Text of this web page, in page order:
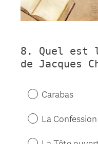
Question
Title
8 .
Quel est
de Jacques
Carabas
La